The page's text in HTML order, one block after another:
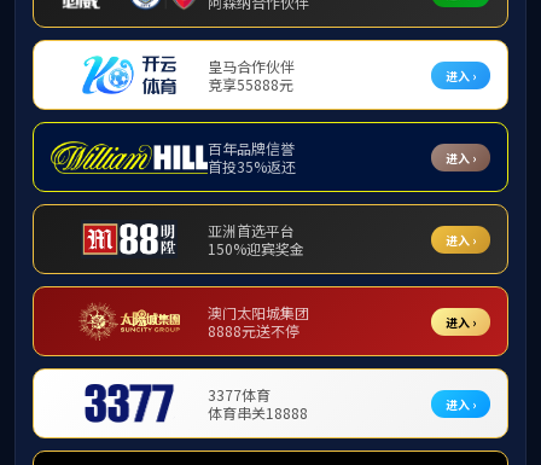
教授
副教授
博士生导师
省级教学名师
教育经历：
1999 年9
②2006年9月
工作经历：
①2003